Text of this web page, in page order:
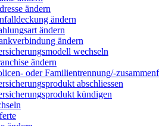
ändern
ändern
ändern
ändern
wechseln
ändern
oder Familientrennung/-
abschliessen
kündigen